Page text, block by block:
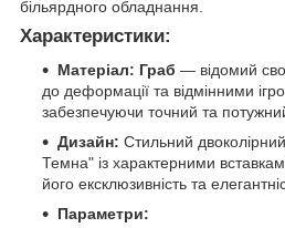
більярдного обладнання.
Характеристики:
Матеріал: Граб — відомий
до деформації та відмінними
забезпечуючи точний та
Дизайн: Стильний
Темна" із характерними
його ексклюзивність та
Параметри: